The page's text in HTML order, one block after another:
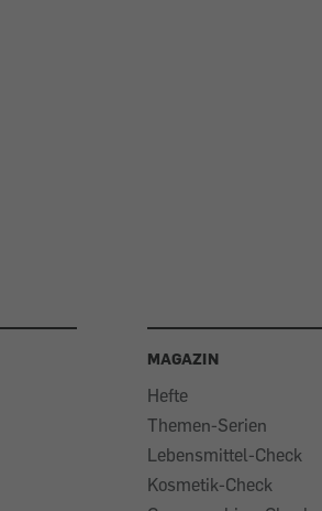
MAGAZIN
Hefte
Themen-Serien
Lebensmittel-Check
Kosmetik-Check